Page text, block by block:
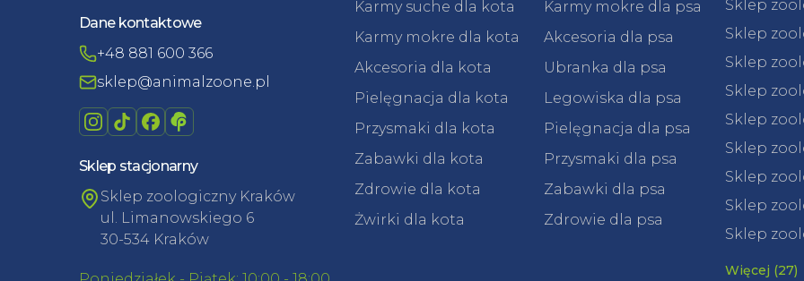
Dane kontaktowe
+48 881 600 366
sklep@animalzoone.pl
Sklep stacjonarny
Sklep zoologiczny Kraków
ul. Limanowskiego 6
30-534 Kraków
Karmy suche dla kota
Karmy mokre dla kota
Akcesoria dla kota
Pielęgnacja dla kota
Przysmaki dla kota
Zabawki dla kota
Zdrowie dla kota
Żwirki dla kota
Karmy mokre dla psa
Akcesoria dla psa
Ubranka dla psa
Legowiska dla psa
Pielęgnacja dla psa
Przysmaki dla psa
Zabawki dla psa
Zdrowie dla psa
Sklep
Sklep
Sklep
Sklep
Sklep
Sklep
Sklep
Sklep
Sklep
Więcej (27)